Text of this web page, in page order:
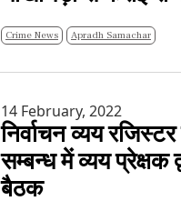
Crime News Apradh Samachar
14 February, 2022
निर्वाचन व्यय
सम्बन्ध में व्यय प्रेक्षक
बैठक